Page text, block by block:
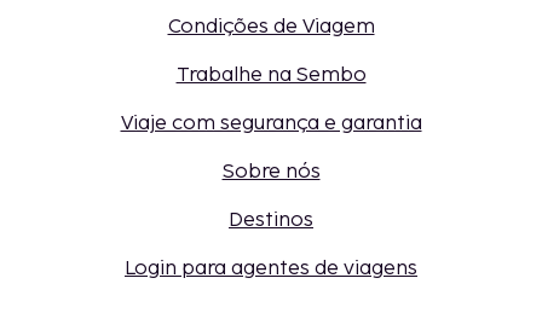
Condições de Viagem
Trabalhe na Sembo
Viaje com segurança e garantia
Sobre nós
Destinos
Login para agentes de viagens